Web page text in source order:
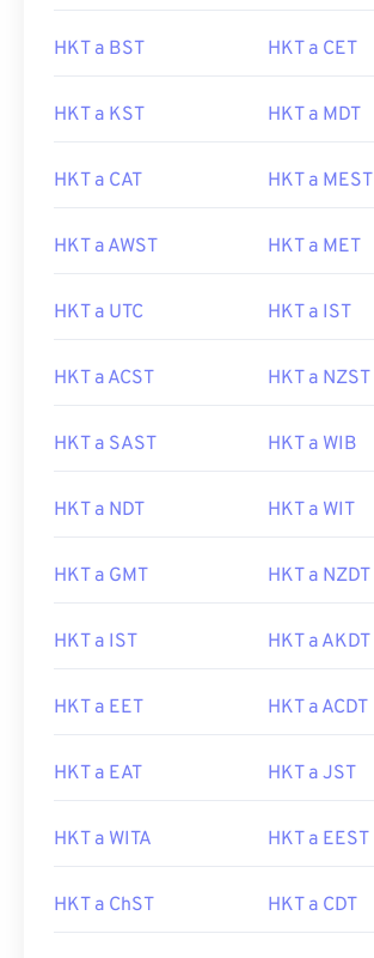
HKT a BST HKT a CET
HKT a KST HKT a MDT
HKT a CAT HKT a MEST
HKT a AWST HKT a MET
HKT a UTC HKT a IST
HKT a ACST HKT a NZST
HKT a SAST HKT a WIB
HKT a NDT HKT a WIT
HKT a GMT HKT a NZDT
HKT a IST HKT a AKDT
HKT a EET HKT a ACDT
HKT a EAT HKT a JST
HKT a WITA HKT a EEST
HKT a ChST HKT a CDT